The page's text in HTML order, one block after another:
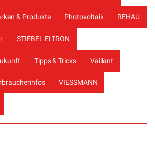
& Produkte Photovoltaik REHAU
STIEBEL ELTRON
Tipps & Tricks Vaillant
VIESSMANN